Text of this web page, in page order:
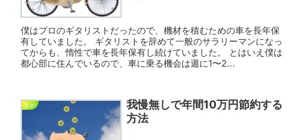
僕はプロのギタリストだったので、機材を積むための車を長年保
有していました。 ギタリストを辞めて一般のサラリーマンになっ
てからも、惰性で車を長年保有し続けていました。 とはいえ僕は
都心部に住んでいるので、車に乗る機会は週に1〜2...
節約
我慢無しで年間10万円節約する
方法